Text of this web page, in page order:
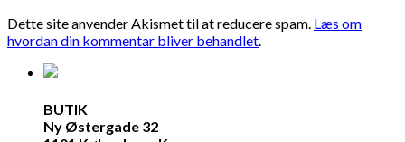
Dette site anvender Akismet til at reducere spam. Læs om
hvordan din kommentar bliver behandlet.
BUTIK
Ny Østergade 32